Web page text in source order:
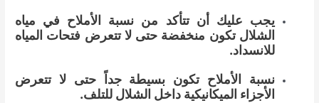
يجب عليك أن تتأكد من نسبة الأملاح في مياه
الشلال تكون منخفضة حتى لا تتعرض فتحات المياه
للانسداد.
نسبة الأملاح تكون بسيطة جداً حتى لا تتعرض
الأجزاء الميكانيكية داخل الشلال للتلف.